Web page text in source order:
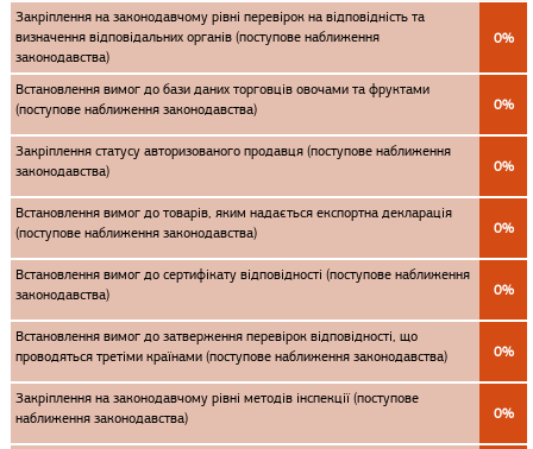
Закріплення на законодавчому рівні перевірок на відповідність та
визначення відповідальних органів (поступове наближення
законодавства)
0%
Встановлення вимог до бази даних торговців овочами та фруктами
(поступове наближення законодавства)
0%
Закріплення статусу авторизованого продавця (поступове наближення
законодавства)
0%
Встановлення вимог до товарів, яким надається експортна декларація
(поступове наближення законодавства)
0%
Встановлення вимог до сертифікату відповідності (поступове наближення
законодавства)
0%
Встановлення вимог до затверження перевірок відповідності, що
проводяться третіми країнами (поступове наближення законодавства)
0%
Закріплення на законодавчому рівні методів інспекції (поступове
наближення законодавства)
0%